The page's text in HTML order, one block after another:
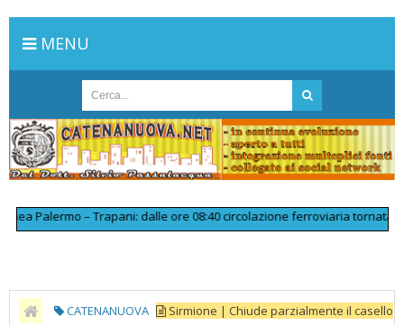
MENU
Palermo – Trapani: dalle ore 08:40 circolazione ferroviaria tornata
CATENANUOVA Sirmione | Chiude parzialmente il casello